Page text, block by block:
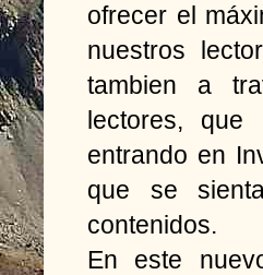
ofrecer el
nuestros
tambien a
lectores,
entrando en
que se
contenidos.
En este